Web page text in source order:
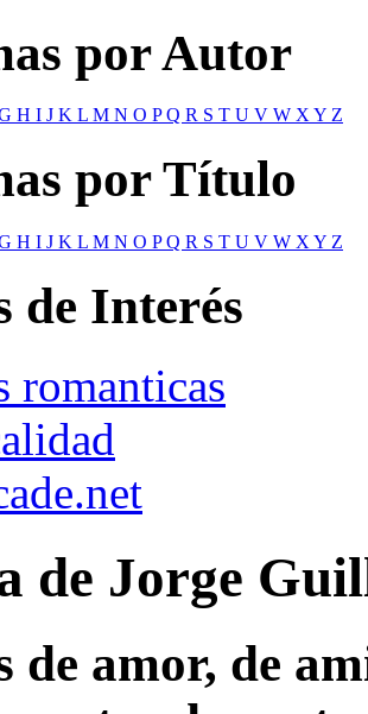
por Autor
H I J K L M N O PQ R S T U V W XY Z
por Título
H I J K L M N O PQ R S T U V W X Y Z
de Interés
romanticas
de Jorge
de amor, de